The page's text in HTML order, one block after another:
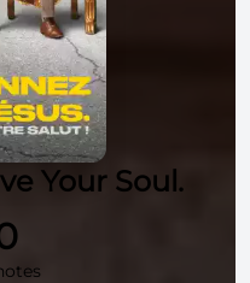
Your Soul.